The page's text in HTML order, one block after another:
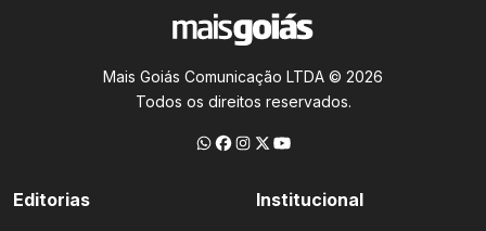
Mais Goiás Comunicação LTDA © 2026
Todos os direitos reservados.
Editorias Institucional